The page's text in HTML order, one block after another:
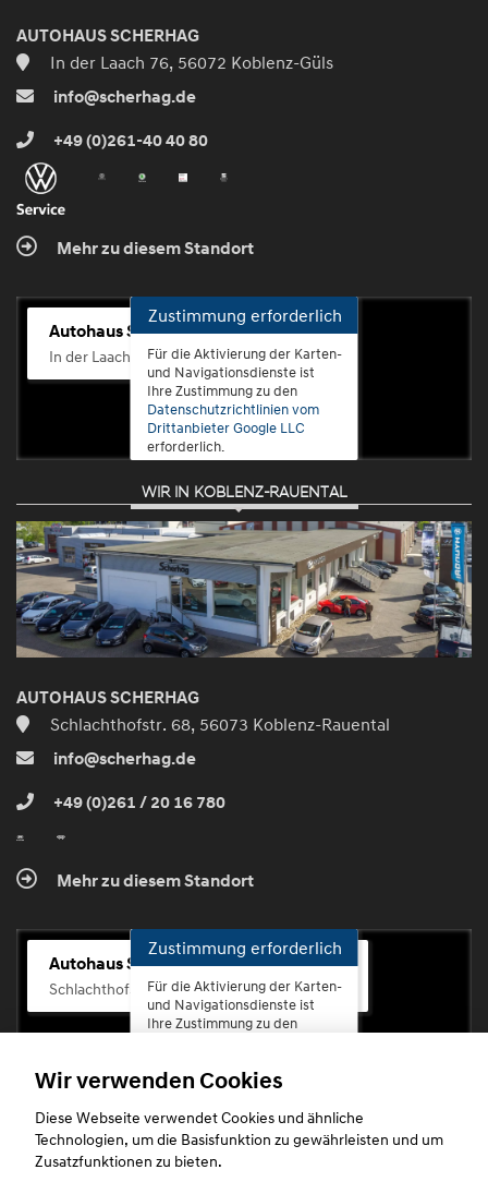
AUTOHAUS SCHERHAG
In der Laach 76, 56072 Koblenz-Güls
info@scherhag.de
+49 (0)261-40 40 80
Mehr zu diesem Standort
Autohaus Scherhag
In der Laach 76, 56072 Koblenz-Güls
Zustimmung erforderlich
Für die Aktivierung der Karten-
und Navigationsdienste ist
Ihre Zustimmung zu den
Datenschutzrichtlinien vom
Drittanbieter Google LLC
erforderlich.
Zustimmen
und
aktivieren
WIR IN KOBLENZ-RAUENTAL
AUTOHAUS SCHERHAG
Schlachthofstr. 68, 56073 Koblenz-Rauental
info@scherhag.de
+49 (0)261 / 20 16 780
Mehr zu diesem Standort
Autohaus Scherhag
Schlachthofstr. 68, 56073 Koblenz-Rauental
Zustimmung erforderlich
Für die Aktivierung der Karten-
und Navigationsdienste ist
Ihre Zustimmung zu den
erforderlich.
Zustimmen
Wir verwenden Cookies
Diese Webseite verwendet Cookies und ähnliche
Technologien, um die Basisfunktion zu gewährleisten und um
Zusatzfunktionen zu bieten.